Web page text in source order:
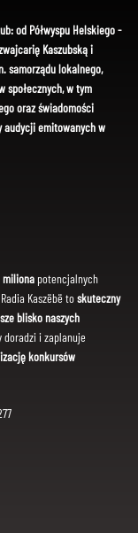
od Półwyspu Helskiego -
Kaszubską i
samorządu lokalnego,
społecznych, w tym
oraz świadomości
audycji emitowanych w
miliona potencjalnych
Kaszëbë toskuteczny
blisko naszych
doradzi i zaplanuje
konkursów